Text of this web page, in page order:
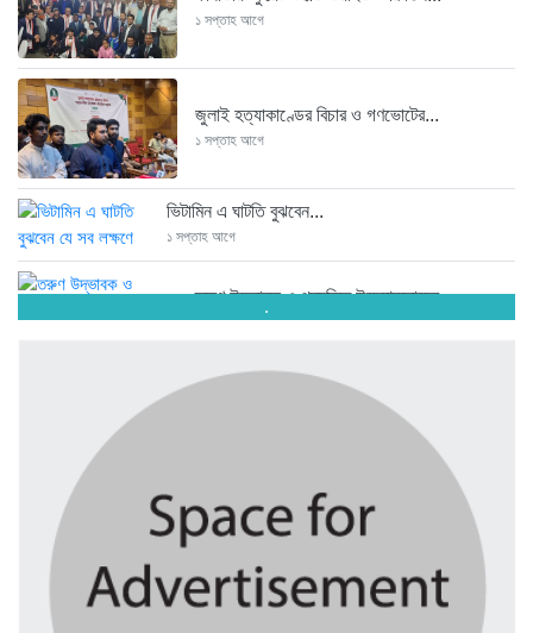
১ সপ্তাহ আগে
জুলাই হত্যাকাণ্ডের বিচার ও গণভোটের...
১ সপ্তাহ আগে
ভিটামিন এ ঘাটতি বুঝবেন...
১ সপ্তাহ আগে
তরুণ উদ্ভাবক ও প্রযুক্তি উদ্যোক্তাদের...
১ সপ্তাহ আগে
মাদরাসাকে অবহেলা করা শুরু মুজিব...
বাংলাদেশে এসে মার্কিন দূতের ভারতের...
.